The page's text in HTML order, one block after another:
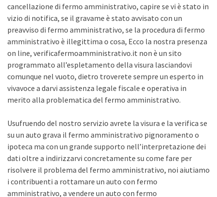
cancellazione di fermo amministrativo, capire se vi è stato in
vizio di notifica, se il gravame è stato avvisato con un
preavviso di fermo amministrativo, se la procedura di fermo
amministrativo è illegittima o cosa, Ecco la nostra presenza
on line, verificafermoamministrativo.it non è un sito
programmato all’espletamento della visura lasciandovi
comunque nel vuoto, dietro troverete sempre un esperto in
vivavoce a darvi assistenza legale fiscale e operativa in
merito alla problematica del fermo amministrativo.
Usufruendo del nostro servizio avrete la visura e la verifica se
su un auto grava il fermo amministrativo pignoramento o
ipoteca ma con un grande supporto nell’interpretazione dei
dati oltre a indirizzarvi concretamente su come fare per
risolvere il problema del fermo amministrativo, noi aiutiamo
i contribuenti a rottamare un auto con fermo
amministrativo, a vendere un auto con fermo